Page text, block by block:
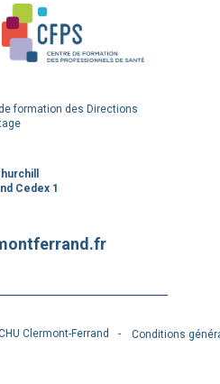
formation des Directions
Cedex 1
Clermont-Ferrand Conditions